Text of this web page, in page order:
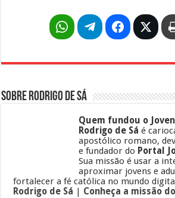
Sobre Rodrigo de Sá
Quem fundou o
Rodrigo de Sá é
apostólico romano,
e fundador do Portal
Sua missão é usar a
aproximar jovens e
fortalecer a fé católica no mundo
Rodrigo de Sá
Conheça a missão